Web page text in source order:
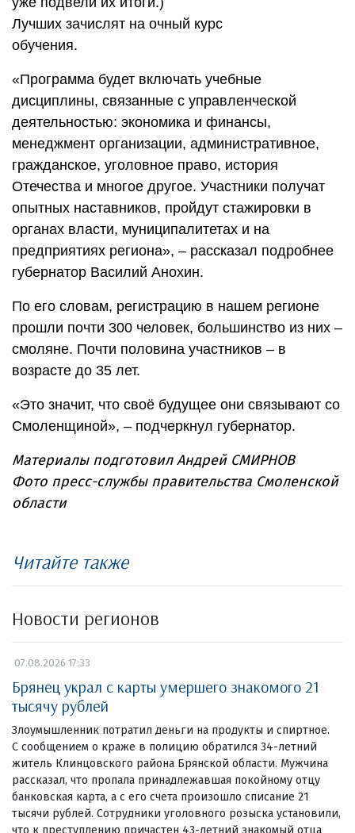
Лучших зачислят на очный курс
обучения.
«Программа будет включать учебные
дисциплины, связанные с управленческой
деятельностью: экономика и финансы,
менеджмент организации, административное,
гражданское, уголовное право, история
Отечества и многое другое. Участники получат
опытных наставников, пройдут стажировки в
органах власти, муниципалитетах и на
предприятиях региона», – рассказал подробнее
губернатор Василий Анохин.
По его словам, регистрацию в нашем регионе
прошли почти 300 человек, большинство из них –
смоляне. Почти половина участников – в
возрасте до 35 лет.
«Это значит, что своё будущее они связывают со
Смоленщиной», – подчеркнул губернатор.
Материалы подготовил Андрей СМИРНОВ
Фото пресс-службы правительства Смоленской
области
Читайте также
Новости регионов
07.08.2026 17:33
Брянец украл с карты умершего знакомого 21
тысячу рублей
Злоумышленник потратил деньги на продукты и спиртное.
С сообщением о краже в полицию обратился 34-летний
житель Клинцовского района Брянской области. Мужчина
рассказал, что пропала принадлежавшая покойному отцу
банковская карта, а с его счета произошло списание 21
тысячи рублей. Сотрудники уголовного розыска установили,